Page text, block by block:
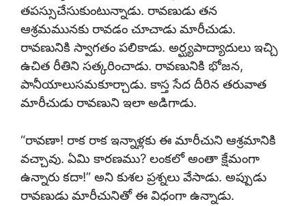
తపస్సుచేసుకుంటున్నాడు. రావణుడు తన
ఆశ్రమమునకు రావడం చూచాడు మారీచుడు.
రావణునికి స్వాగతం పలికాడు. అర్ఘ్యపాద్యాదులు ఇచ్చి
ఉచిత రీతిని సత్కరించాడు. రావణునికి భోజన,
పానీయాలుసమకూర్చాడు. కాస్త సేద దీరిన తరువాత
మారీచుడు రావణుని ఇలా అడిగాడు.
“రావణా! రాక రాక ఇన్నాళ్లకు ఈ మారీచుని ఆశ్రమానికి
వచ్చావు. ఏమి కారణము? లంకలో అంతా క్షేమంగా
ఉన్నారు కదా!” అని కుశల ప్రశ్నలు వేసాడు. అప్పుడు
రావణుడు మారీచునితో ఈ విధంగా ఉన్నాడు.